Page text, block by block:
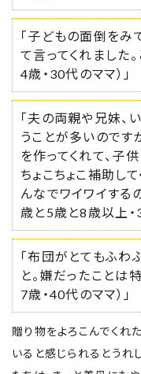
「子どもの面倒をみ
て言ってくれました
4歳・30代のママ）」
「夫の両親や兄妹、
うことが多いのです
を作ってくれて、子
ちょこちょこ補助し
んなでワイワイする
歳と5歳と8歳以上・
「布団がとてもふわ
と。嫌だったことは
7歳・40代のママ）」
贈り物をよろこんでくれ
いると感じられるとうれ